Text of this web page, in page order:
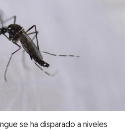
se ha disparado a niveles